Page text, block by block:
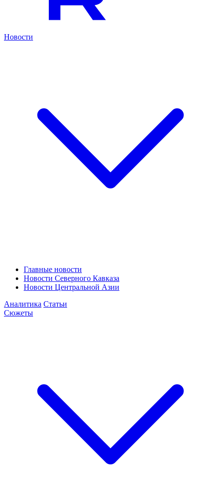
Новости
Главные новости
Новости Северного Кавказа
Новости Центральной Азии
Аналитика Статьи
Сюжеты